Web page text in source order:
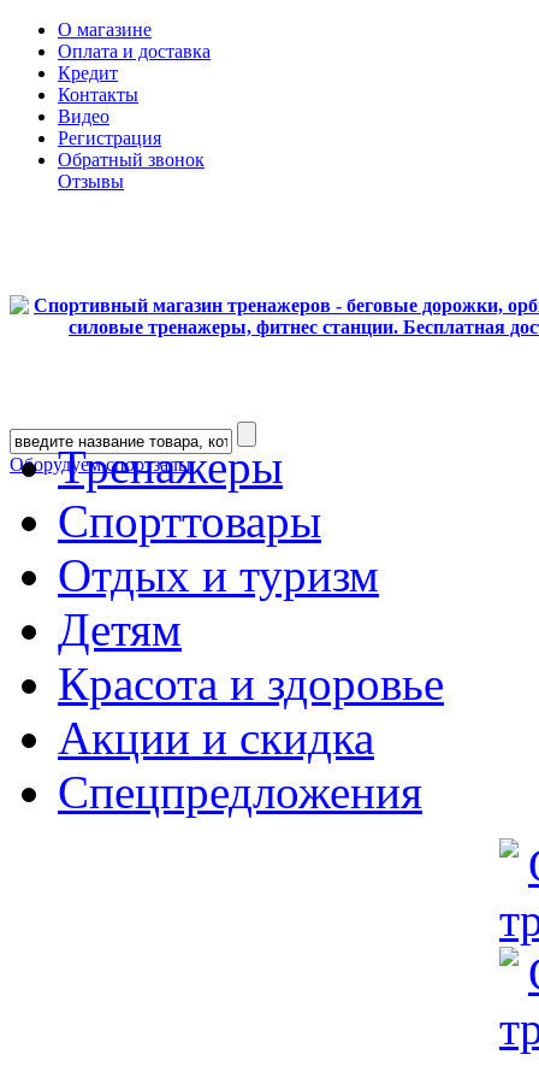
О магазине
Оплата и доставка
Кредит
Контакты
Видео
Регистрация
Обратный звонок
Отзывы
Оборудуем спортзалы
Тренажеры
Спорттовары
Отдых и туризм
Детям
Красота и здоровье
Акции и скидка
Спецпредложения